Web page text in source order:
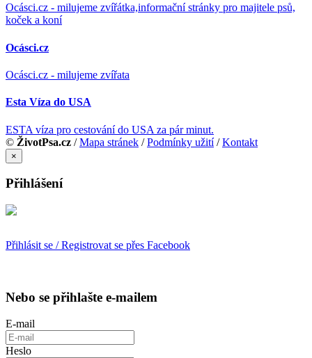
Ocásci.cz - milujeme zvířátka,informační stránky pro majitele psů,
koček a koní
Ocásci.cz
Ocásci.cz - milujeme zvířata
Esta Víza do USA
ESTA víza pro cestování do USA za pár minut.
© ŽivotPsa.cz /Mapa stránek /Podmínky užití/Kontakt
×
Přihlášení
Přihlásit se / Registrovat se přes Facebook
Nebo se přihlašte e-mailem
E-mail
Heslo